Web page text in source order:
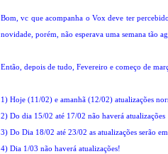
Bom, vc que acompanha o Vox deve ter
novidade, porém, não esperava uma semana tão
Então, depois de tudo, Fevereiro e começo de
1) Hoje (11/02) e amanhã (12/02) atualizações
2) Do dia 15/02 até 17/02 não haverá atualizações
3) Do Dia 18/02 até 23/02 as atualizações serão
4) Dia 1/03 não haverá atualizações!